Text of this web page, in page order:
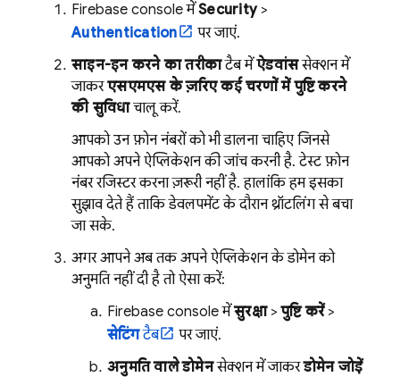
Firebase console में,Security>
Authentication
पर जाएं.
साइन-इन करने का तरीकाटैब में,ऐडवांससेक्शन में
जाकर,एसएमएस के ज़रिए कई चरणों में पुष्टि करने
की सुविधाचालू करें.
आपको उन फ़ोन नंबरों को भी डालना चाहिए जिनसे
आपको अपने ऐप्लिकेशन की जांच करनी है. टेस्ट फ़ोन
नंबर रजिस्टर करना ज़रूरी नहीं है. हालांकि, हम इसका
सुझाव देते हैं, ताकि डेवलपमेंट के दौरान थ्रॉटलिंग से बचा
जा सके.
अगर आपने अब तक अपने ऐप्लिकेशन के डोमेन को
अनुमति नहीं दी है, तो ऐसा करें:
Firebase console में,सुरक्षा>पुष्टि करें>
सेटिंगटैब
पर जाएं.
अनुमति वाले डोमेनसेक्शन में जाकर,डोमेन जोड़ें